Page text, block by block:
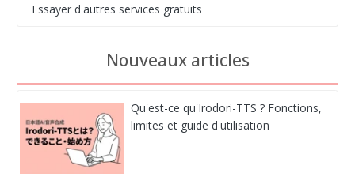
Essayer d'autres services gratuits
Nouveaux articles
Qu'est-ce qu'Irodori-TTS ? Fonctions,
limites et guide d'utilisation